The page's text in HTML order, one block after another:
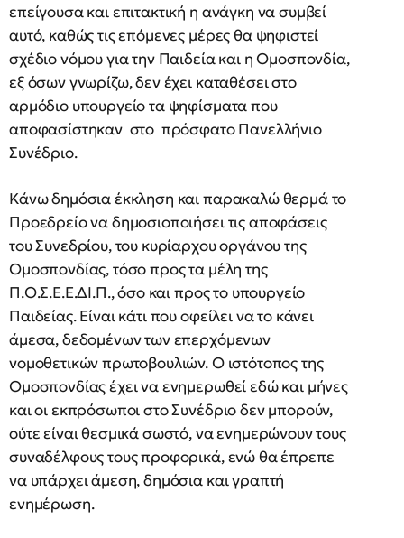
επείγουσα και επιτακτική η ανάγκη να συμβεί
αυτό, καθώς τις επόμενες μέρες θα ψηφιστεί
σχέδιο νόμου για την Παιδεία και η Ομοσπονδία,
εξ όσων γνωρίζω, δεν έχει καταθέσει στο
αρμόδιο υπουργείο τα ψηφίσματα που
αποφασίστηκαν στο πρόσφατο Πανελλήνιο
Συνέδριο.
Κάνω δημόσια έκκληση και παρακαλώ θερμά το
Προεδρείο να δημοσιοποιήσει τις αποφάσεις
του Συνεδρίου, του κυρίαρχου οργάνου της
Ομοσπονδίας, τόσο προς τα μέλη της
Π.Ο.Σ.Ε.Ε.ΔΙ.Π., όσο και προς το υπουργείο
Παιδείας. Είναι κάτι που οφείλει να το κάνει
άμεσα, δεδομένων των επερχόμενων
νομοθετικών πρωτοβουλιών. Ο ιστότοπος της
Ομοσπονδίας έχει να ενημερωθεί εδώ και μήνες
και οι εκπρόσωποι στο Συνέδριο δεν μπορούν,
ούτε είναι θεσμικά σωστό, να ενημερώνουν τους
συναδέλφους τους προφορικά, ενώ θα έπρεπε
να υπάρχει άμεση, δημόσια και γραπτή
ενημέρωση.